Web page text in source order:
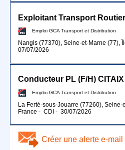
Emploi GCA Transport et Distribution
Nangis (77370), Seine-et-Marne (77),
07/07/2026
Emploi GCA Transport et Distribution
La Ferté-sous-Jouarre (77260), Seine-
France - CDI - 30/07/2026
Créer une alerte e-mail